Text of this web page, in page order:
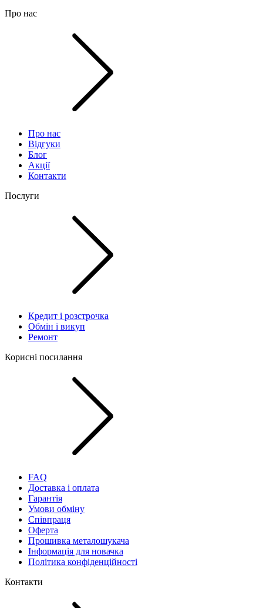
Про нас
Про нас
Відгуки
Блог
Акції
Контакти
Послуги
Кредит і розстрочка
Обмін і викуп
Ремонт
Корисні посилання
FAQ
Доставка і оплата
Гарантія
Умови обміну
Співпраця
Оферта
Прошивка металошукача
Інформація для новачка
Політика конфіденційності
Контакти